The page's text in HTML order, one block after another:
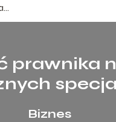
Biznes